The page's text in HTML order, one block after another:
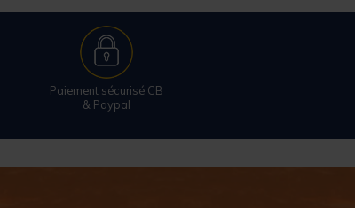
Paiement sécurisé CB
& Paypal